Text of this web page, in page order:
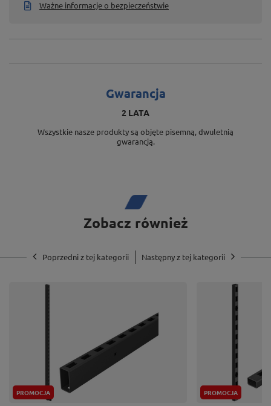
Ważne informacje o bezpieczeństwie
Gwarancja
2 LATA
Wszystkie nasze produkty są objęte pisemną, dwuletnią
gwarancją.
Zobacz również
Poprzedni z tej kategorii Następny z tej kategorii
PROMOCJA PROMOCJA